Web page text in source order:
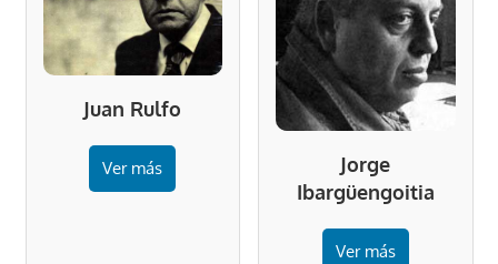
Juan Rulfo
Ver más
Jorge
Ibargüengoitia
Ver más